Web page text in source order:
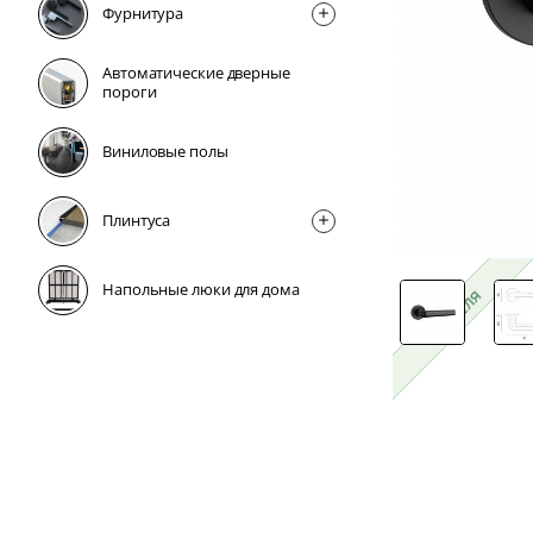
Фурнитура
Автоматические дверные
пороги
Виниловые полы
Плинтусa
Напольные люки для дома 1 неделя
1 неделя